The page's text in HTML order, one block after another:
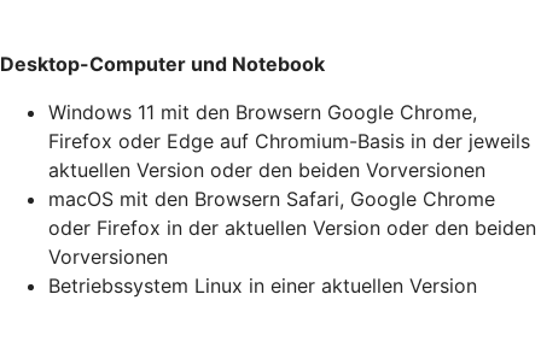
Desktop-Computer und Notebook
Windows 11 mit den Browsern Google Chrome,
Firefox oder Edge auf Chromium-Basis in der jeweils
aktuellen Version oder den beiden Vorversionen
macOS mit den Browsern Safari, Google Chrome
oder Firefox in der aktuellen Version oder den beiden
Vorversionen
Betriebssystem Linux in einer aktuellen Version